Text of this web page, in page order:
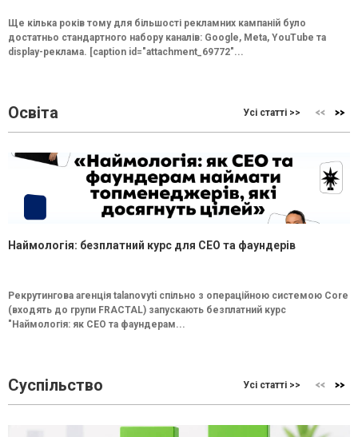
Ще кілька років тому для більшості рекламних кампаній було
достатньо стандартного набору каналів: Google, Meta, YouTube та
display-реклама. [caption id="attachment_69772"...
Освіта Усі статті >>
Наймологія: безплатний курс для CEO та фаундерів
Рекрутингова агенція talanovyti спільно з операційною системою Core
(входять до групи FRACTAL) запускають безплатний курс
"Наймологія: як СEO та фаундерам...
Суспільство Усі статті >>